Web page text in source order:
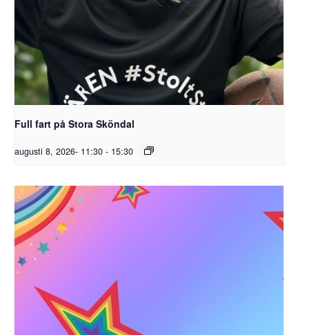
Full fart på Stora Sköndal
augusti 8, 2026- 11:30 - 15:30